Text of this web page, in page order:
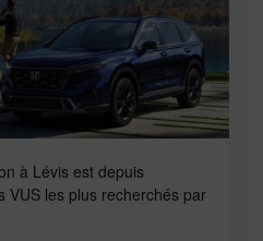
à Lévis est depuis
VUS les plus recherchés par